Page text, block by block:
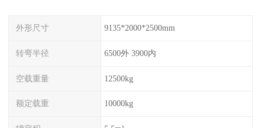
外形尺寸 9135*2000*2500mm
转弯半径 6500外 3900内
空载重量 12500kg
额定载重 10000kg